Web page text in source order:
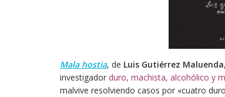
Mala hostia, de Luis Gutiérrez Maluenda
investigador duro, machista, alcohólico y
malvive resolviendo casos por «cuatro